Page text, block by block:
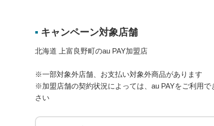
■ キャンペーン対象店舗
北海道 上富良野町のau PAY加盟店
※一部対象外店舗、お支払い対象外商品があります
※加盟店舗の契約状況によっては、au PAYをご利用
さい